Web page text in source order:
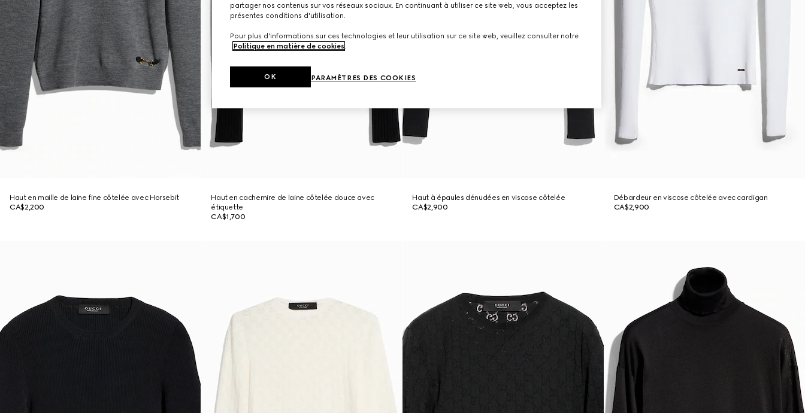
Haut en maille de laine fine côtelée avec Horsebit
CA$2,200
Haut en cachemire de laine côtelée douce avec
étiquette
CA$1,700
Haut à épaules dénudées en viscose côtelée
CA$2,900
Débardeur en viscose côtelée avec cardigan
CA$2,900
partager nos contenus sur vos réseaux sociaux. En continuant à utiliser ce site web, vous acceptez les
présentes conditions d'utilisation.
Pour plus d'informations sur ces technologies et leur utilisation sur ce site web, veuillez consulter notre
Politique en matière de cookies.
PARAMÈTRES DES COOKIES
OK